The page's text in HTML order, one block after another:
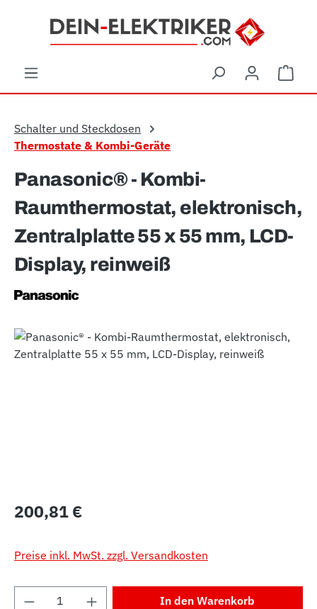
Zum Hauptinhalt springen
Schalter und Steckdosen
Thermostate & Kombi-Geräte
Panasonic® - Kombi-
Raumthermostat, elektronisch,
Zentralplatte 55 x 55 mm, LCD-
Display, reinweiß
Bildergalerie überspringen
Regulärer Preis:
200,81 €
Preise inkl. MwSt. zzgl. Versandkosten
Produkt Anzahl: Gib den gewünschten
In den Warenkorb